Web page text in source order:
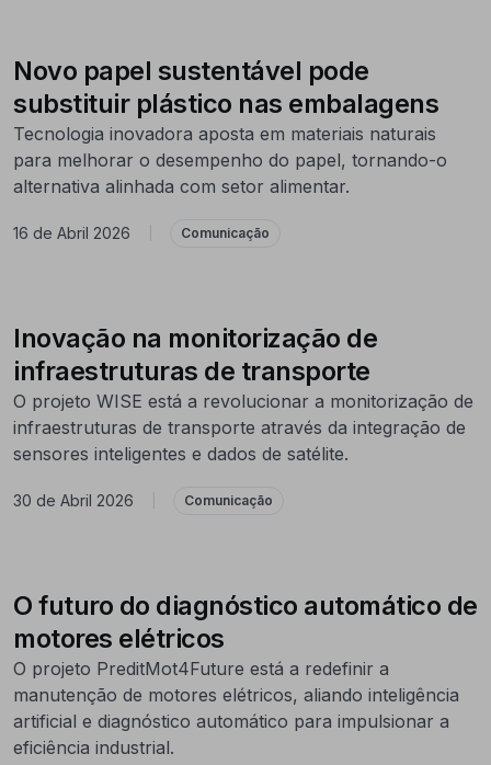
Novo papel sustentável pode
substituir plástico nas embalagens
Tecnologia inovadora aposta em materiais naturais
para melhorar o desempenho do papel, tornando-o
alternativa alinhada com setor alimentar.
16 de Abril 2026 Comunicação
Inovação na monitorização de
infraestruturas de transporte
O projeto WISE está a revolucionar a monitorização de
infraestruturas de transporte através da integração de
sensores inteligentes e dados de satélite.
30 de Abril 2026 Comunicação
O futuro do diagnóstico automático de
motores elétricos
O projeto PreditMot4Future está a redefinir a
manutenção de motores elétricos, aliando inteligência
artificial e diagnóstico automático para impulsionar a
eficiência industrial.